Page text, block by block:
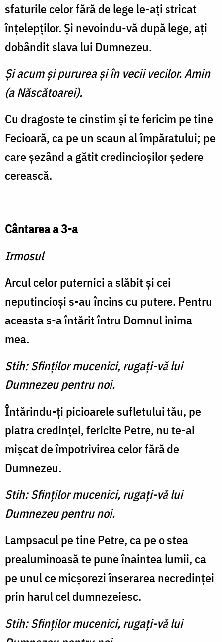
sfaturile celor fără de lege le-aţi stricat
înţelepţilor. Şi nevoindu-vă după lege, aţi
dobândit slava lui Dumnezeu.
Şi acum şi pururea şi în vecii vecilor. Amin
(a Născătoarei).
Cu dragoste te cinstim şi te fericim pe tine
Fecioară, ca pe un scaun al împăratului; pe
care şezând a gătit credincioşilor şedere
cerească.
Cântarea a 3-a
Irmosul
Arcul celor puternici a slăbit şi cei
neputincioşi s-au încins cu putere. Pentru
aceasta s-a întărit întru Domnul inima
mea.
Stih: Sfinţilor mucenici, rugaţi-vă lui
Dumnezeu pentru noi.
Întărindu-ţi picioarele sufletului tău, pe
piatra credinţei, fericite Petre, nu te-ai
mişcat de împotrivirea celor fără de
Dumnezeu.
Stih: Sfinţilor mucenici, rugaţi-vă lui
Dumnezeu pentru noi.
Lampsacul pe tine Petre, ca pe o stea
prealuminoasă te pune înaintea lumii, ca
pe unul ce micşorezi înserarea necredinţei
prin harul cel dumnezeiesc.
Stih: Sfinţilor mucenici, rugaţi-vă lui